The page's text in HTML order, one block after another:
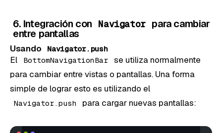
6. Integración con Navigator para cambiar
entre pantallas
Usando Navigator.push
El BottomNavigationBar
se utiliza normalmente
para cambiar entre vistas o pantallas. Una forma
simple de lograr esto es utilizando el
Navigator.push para cargar nuevas pantallas: